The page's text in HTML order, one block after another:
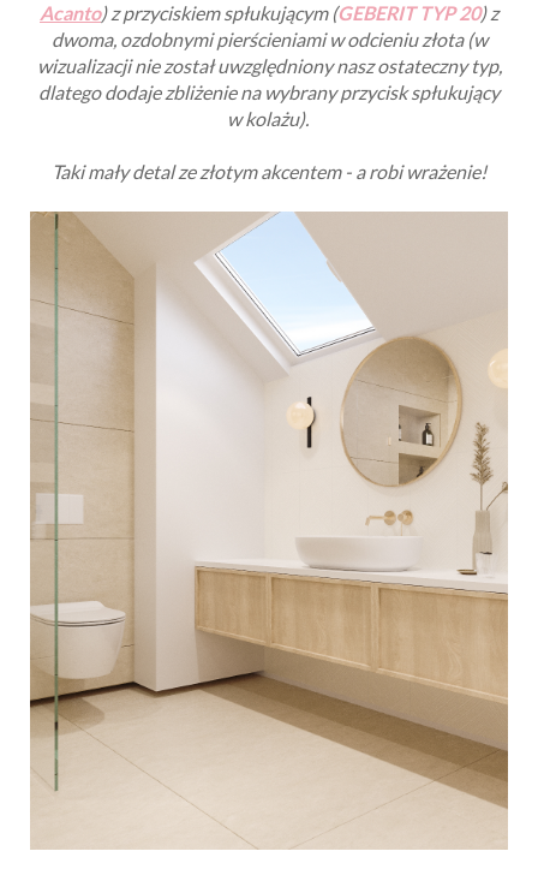
Acanto) z przyciskiem spłukującym (GEBERIT TYP 20) z
dwoma, ozdobnymi pierścieniami w odcieniu złota (w
wizualizacji nie został uwzględniony nasz ostateczny typ,
dlatego dodaje zbliżenie na wybrany przycisk spłukujący
w kolażu).
Taki mały detal ze złotym akcentem - a robi wrażenie!